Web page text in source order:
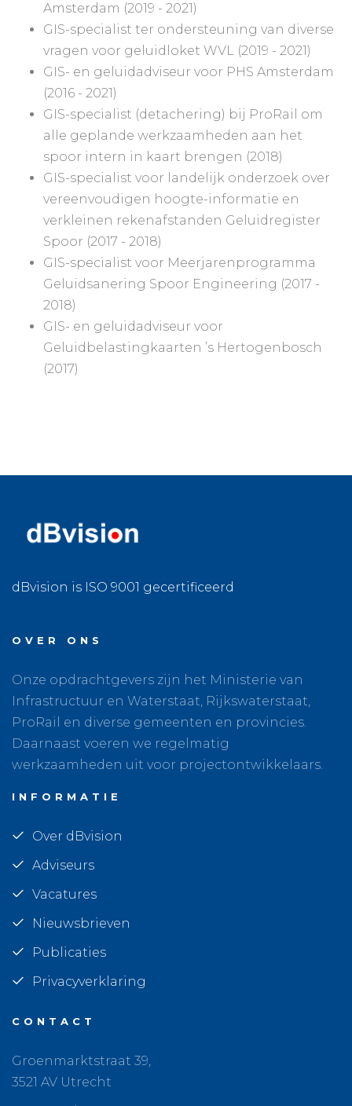
Amsterdam (2019 - 2021)
GIS-specialist ter ondersteuning van diverse
vragen voor geluidloket WVL (2019 - 2021)
GIS- en geluidadviseur voor PHS Amsterdam
(2016 - 2021)
GIS-specialist (detachering) bij ProRail om
alle geplande werkzaamheden aan het
spoor intern in kaart brengen (2018)
GIS-specialist voor landelijk onderzoek over
vereenvoudigen hoogte-informatie en
verkleinen rekenafstanden Geluidregister
Spoor (2017 - 2018)
GIS-specialist voor Meerjarenprogramma
Geluidsanering Spoor Engineering (2017 -
2018)
GIS- en geluidadviseur voor
Geluidbelastingkaarten ’s Hertogenbosch
(2017)
dBvision is ISO 9001 gecertificeerd
OVER ONS
Onze opdrachtgevers zijn het Ministerie van
Infrastructuur en Waterstaat, Rijkswaterstaat,
ProRail en diverse gemeenten en provincies.
Daarnaast voeren we regelmatig
werkzaamheden uit voor projectontwikkelaars.
INFORMATIE
Over dBvision
Adviseurs
Vacatures
Nieuwsbrieven
Publicaties
Privacyverklaring
CONTACT
Groenmarktstraat 39,
3521 AV Utrecht